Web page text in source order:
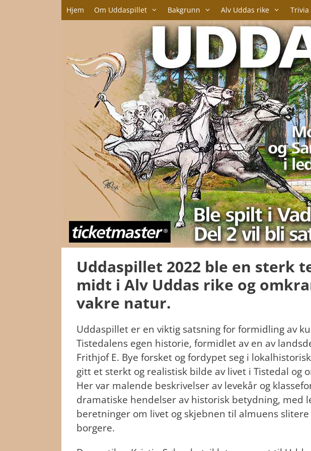
Hjem Om Uddaspillet Bakgrunn Alv Uddas rike Trivia
Uddaspillet 2022 ble en sterk
midt i Alv Uddas rike og
vakre natur.
Uddaspillet er en viktig satsning for formidling av
Tistedalens egen historie, formidlet av en av
Frithjof E. Bye forsket og fordypet seg i
gitt et sterkt og realistisk bilde av livet i Tistedal og
Her var malende beskrivelser av levekår og
dramatiske hendelser av historisk betydning, med
beretninger om livet og skjebnen til almuens
borgere.